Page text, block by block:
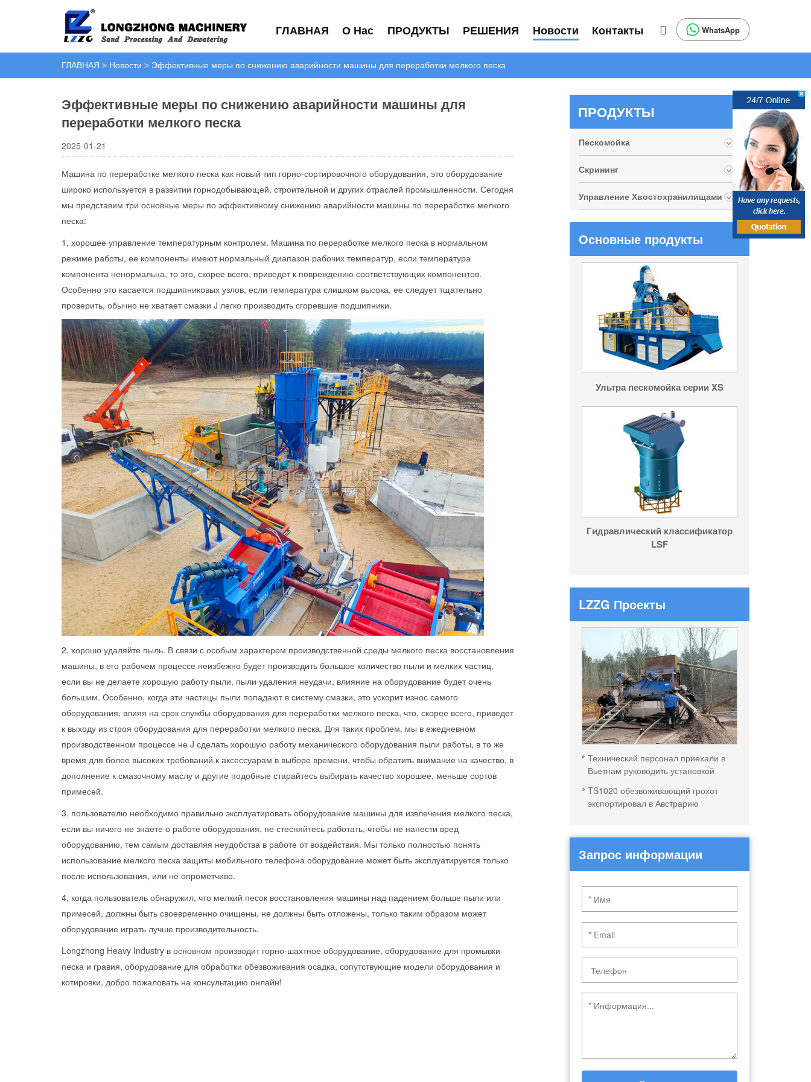
ГЛАВНАЯ О Нас ПРОДУКТЫ РЕШЕНИЯ Новости Контакты WhatsApp
ГЛАВНАЯ > Новости > Эффективные меры по снижению аварийности машины для переработки мелкого песка
Эффективные меры по снижению аварийности машины для
переработки мелкого песка
2025-01-21
Машина по переработке мелкого песка как новый тип горно-сортировочного оборудования, это оборудование
широко используется в развитии горнодобывающей, строительной и других отраслей промышленности. Сегодня
мы представим три основные меры по эффективному снижению аварийности машины по переработке мелкого
песка:
1, хорошее управление температурным контролем. Машина по переработке мелкого песка в нормальном
режиме работы, ее компоненты имеют нормальный диапазон рабочих температур, если температура
компонента ненормальна, то это, скорее всего, приведет к повреждению соответствующих компонентов.
Особенно это касается подшипниковых узлов, если температура слишком высока, ее следует тщательно
проверить, обычно не хватает смазки J легко производить сгоревшие подшипники.
2, хорошо удаляйте пыль. В связи с особым характером производственной среды мелкого песка восстановления
машины, в его рабочем процессе неизбежно будет производить большое количество пыли и мелких частиц,
если вы не делаете хорошую работу пыли, пыли удаления неудачи, влияние на оборудование будет очень
большим. Особенно, когда эти частицы пыли попадают в систему смазки, это ускорит износ самого
оборудования, влияя на срок службы оборудования для переработки мелкого песка, что, скорее всего, приведет
к выходу из строя оборудования для переработки мелкого песка. Для таких проблем, мы в ежедневном
производственном процессе не J сделать хорошую работу механического оборудования пыли работы, в то же
время для более высоких требований к аксессуарам в выборе времени, чтобы обратить внимание на качество, в
дополнение к смазочному маслу и другие подобные старайтесь выбирать качество хорошее, меньше сортов
примесей.
3, пользователю необходимо правильно эксплуатировать оборудование машины для извлечения мелкого песка,
если вы ничего не знаете о работе оборудования, не стесняйтесь работать, чтобы не нанести вред
оборудованию, тем самым доставляя неудобства в работе от воздействия. Мы только полностью понять
использование мелкого песка защиты мобильного телефона оборудование может быть эксплуатируется только
после использования, или не опрометчиво.
4, когда пользователь обнаружил, что мелкий песок восстановления машины над падением больше пыли или
примесей, должны быть своевременно очищены, не должны быть отложены, только таким образом может
оборудование играть лучше производительность.
Longzhong Heavy Industry в основном производит горно-шахтное оборудование, оборудование для промывки
песка и гравия, оборудование для обработки обезвоживания осадка, сопутствующие модели оборудования и
котировки, добро пожаловать на консультацию онлайн!
ПРОДУКТЫ
Пескомойка
Скрининг
Управление Хвостохранилищами
Основные продукты
Ультра пескомойка серии XS
Гидравлический классификатор
LSF
LZZG Проекты
Технический персонал приехали в
Вьетнам руководить установкой
TS1020 обезвоживающий грохот
экспортировал в Австрарию
Запрос информации
*
*
*